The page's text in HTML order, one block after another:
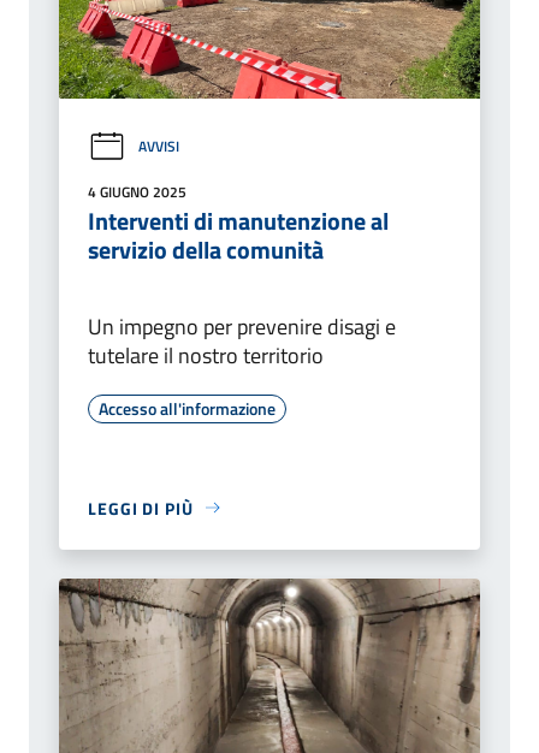
AVVISI
4 GIUGNO 2025
Interventi di manutenzione al
servizio della comunità
Un impegno per prevenire disagi e
tutelare il nostro territorio
Accesso all'informazione
LEGGI DI PIÙ